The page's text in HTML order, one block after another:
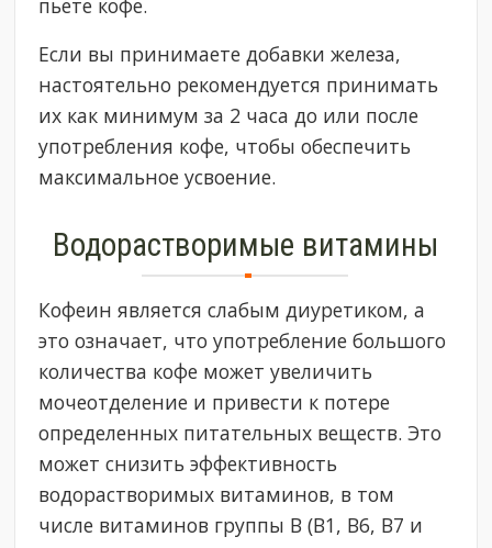
пьете кофе.
Если вы принимаете добавки железа,
настоятельно рекомендуется принимать
их как минимум за 2 часа до или после
употребления кофе, чтобы обеспечить
максимальное усвоение.
Водорастворимые витамины
Кофеин является слабым диуретиком, а
это означает, что употребление большого
количества кофе может увеличить
мочеотделение и привести к потере
определенных питательных веществ. Это
может снизить эффективность
водорастворимых витаминов, в том
числе витаминов группы B (B1, B6, B7 и